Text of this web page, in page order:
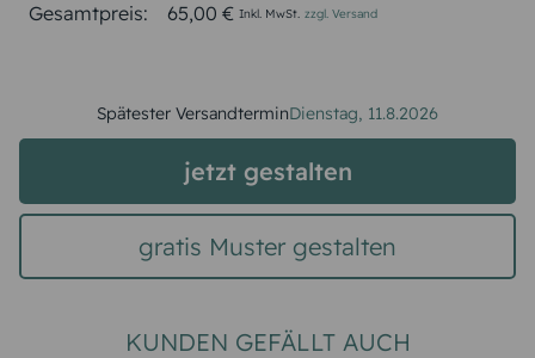
Gesamtpreis: 65,00 € Inkl. MwSt. zzgl. Versand
Spätester VersandterminDienstag, 11.8.2026
jetzt gestalten
gratis Muster gestalten
KUNDEN GEFÄLLT AUCH